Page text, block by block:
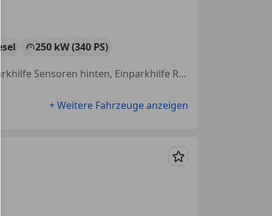
250 kW (340 PS)
Sportpaket, Alarmanlage, Head-up display, Regensensor, Allrad, Einparkhilfe Sensoren hinten, Einparkhilfe Rückfahrkamera, Soundsystem
+ Weitere Fahrzeuge anzeigen
Merken